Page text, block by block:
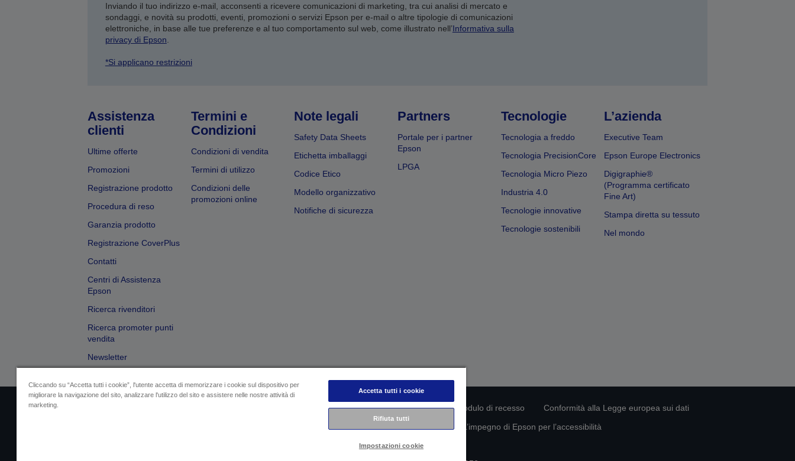
Inviando il tuo indirizzo e-mail, acconsenti a ricevere comunicazioni di marketing, tra cui analisi di mercato e
sondaggi, e novità su prodotti, eventi, promozioni o servizi Epson per e-mail o altre tipologie di comunicazioni
elettroniche, in base alle tue preferenze e al tuo comportamento sul web, come illustrato nell’Informativa sulla
privacy di Epson
*Si applicano restrizioni
Assistenza
clienti
Ultime offerte
Promozioni
Registrazione prodotto
Procedura di reso
Garanzia prodotto
Registrazione CoverPlus
Contatti
Centri di Assistenza
Epson
Ricerca rivenditori
Ricerca promoter punti
vendita
Newsletter
Termini e
Condizioni
Condizioni di vendita
Termini di utilizzo
Condizioni delle
promozioni online
Note legali
Safety Data Sheets
Etichetta imballaggi
Codice Etico
Modello organizzativo
Notifiche di sicurezza
Partners
Portale per i partner
Epson
LPGA
Tecnologie
Tecnologia a freddo
Tecnologia PrecisionCore
Tecnologia Micro Piezo
Industria 4.0
Tecnologie innovative
Tecnologie sostenibili
L’azienda
Executive Team
Epson Europe Electronics
Digigraphie®
(Programma certificato
Fine Art)
Stampa diretta su tessuto
Nel mondo
Informativa sulla privacy Modulo di recesso
Conformità alla Legge europea sui dati
Contattaci per informazioni sui tuoi dati
L’impegno di Epson per l’accessibilità
Copyright © 2026 Seiko Epson
Cliccando su “Accetta tutti i cookie”, l'utente accetta di memorizzare i cookie sul dispositivo per
migliorare la navigazione del sito, analizzare l'utilizzo del sito e assistere nelle nostre attività di
marketing.
Accetta tutti i cookie
Rifiuta tutti
Impostazioni cookie